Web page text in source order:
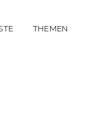
THEMEN